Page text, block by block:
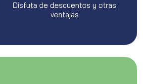
Disfuta de descuentos y otras
ventajas